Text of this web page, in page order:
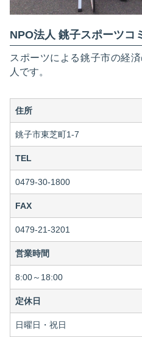
NPO法人 銚子スポーツコ
スポーツによる銚子市の経
人です。
住所
銚子市東芝町1-7
TEL
0479-30-1800
FAX
0479-21-3201
営業時間
8:00～18:00
定休日
日曜日・祝日